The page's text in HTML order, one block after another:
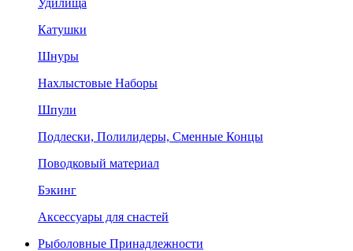
Катушки
Шнуры
Нахлыстовые Наборы
Шпули
Подлески, Полилидеры, Сменные Концы
Поводковый материал
Бэкинг
Аксессуары для снастей
Рыболовные Принадлежности